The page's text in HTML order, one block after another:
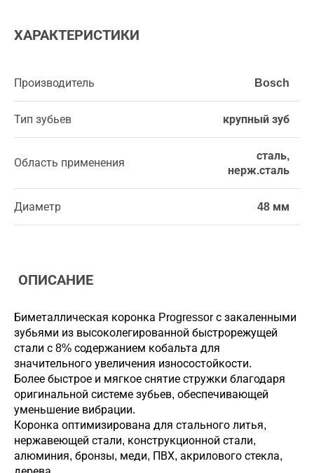
ХАРАКТЕРИСТИКИ
Производитель Bosch
Тип зубьев крупный зуб
Область применения
сталь,
нерж.сталь
Диаметр 48 мм
ОПИСАНИЕ
Биметаллическая коронка Progressor с закаленными
зубьями из высоколегированной быстрорежущей
стали с 8% содержанием кобальта для
значительного увеличения износостойкости.
Более быстрое и мягкое снятие стружки благодаря
оригинальной системе зубьев, обеспечивающей
уменьшение вибрации.
Коронка оптимизирована для стального литья,
нержавеющей стали, конструкционной стали,
алюминия, бронзы, меди, ПВХ, акрилового стекла,